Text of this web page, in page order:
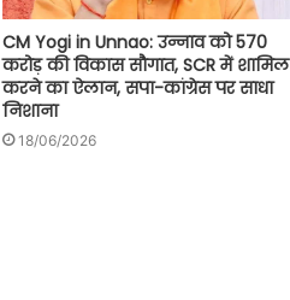
CM Yogi in Unnao: उन्नाव को 570
करोड़ की विकास सौगात, SCR में शामिल
करने का ऐलान, सपा-कांग्रेस पर साधा
निशाना
18/06/2026